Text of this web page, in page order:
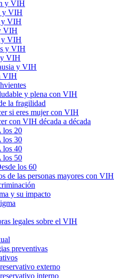
y VIH
y VIH
y VIH
VIH
y VIH
y VIH
y VIH
y VIH
VIH
y plena con VIH
la fragilidad
si eres mujer con VIH
con VIH década a década
los 20
los 30
los 40
los 50
los 60
de las personas mayores con VIH
y su impacto
legales sobre el VIH
preventivas
externo
interno